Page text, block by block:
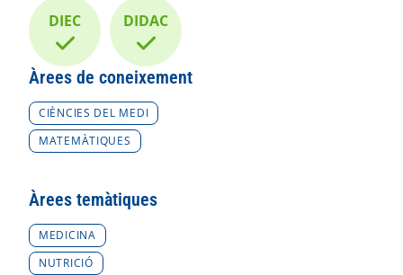
DIEC DIDAC
Àrees de coneixement
CIÈNCIES DEL MEDI
MATEMÀTIQUES
Àrees temàtiques
MEDICINA
NUTRICIÓ